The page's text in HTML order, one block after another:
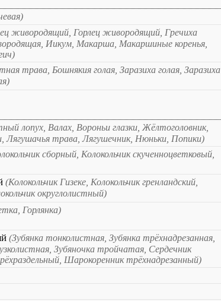
живородящий, Горлец живородящий, Гречиха
Иикум, Макарша, Макаршиные коренья,
трава, Бошнякия голая, Заразиха голая, Заразиха
лопух, Валах, Вороньи глазки, Жёлтоголовник,
Лягушачья трава, Лягушечник, Нюньки, Попики)
сборный, Колокольчик скученноцветковый,
(Колокольчик Гизеке, Колокольчик гренландский,
округлолистный)
Горлянка)
(Зубянка тонколистная, Зубянка трёхнадрезанная,
Зубяночка тройчатая, Сердечник
Шарокоренник трёхнадрезанный)